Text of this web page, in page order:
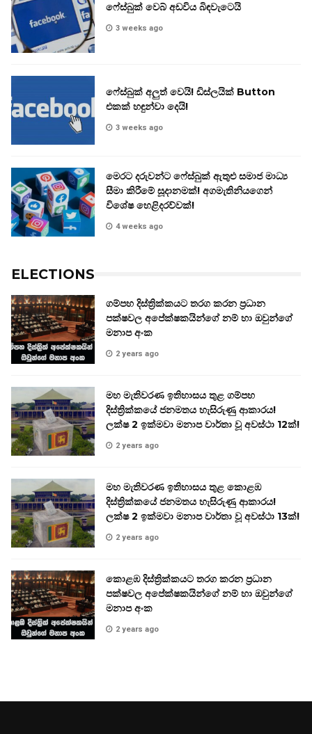
ෆේස්බුක් වෙබ් අඩවිය බිඳවැටෙයි
3 weeks ago
ෆේස්බුක් අලුත් වෙයි! ඩිස්ලයික් Button
එකක් හඳුන්වා දෙයි!
3 weeks ago
මෙරට දරුවන්ට ෆේස්බුක් ඇතුළු සමාජ මාධ්‍ය
සීමා කිරීමේ සූදානමක්! අගමැතිනියගෙන්
විශේෂ හෙළිදරව්වක්!
4 weeks ago
ELECTIONS
ගම්පහ දිස්ත්‍රික්කයට තරග කරන ප්‍රධාන
පක්ෂවල අපේක්ෂකයින්ගේ නම් හා ඔවුන්ගේ
මනාප අංක
2 years ago
මහ මැතිවරණ ඉතිහාසය තුළ ගම්පහ
දිස්ත්‍රික්කයේ ජනමතය හැසිරුණු ආකාරය!
ලක්ෂ 2 ඉක්මවා මනාප වාර්තා වූ අවස්ථා 12ක්!
2 years ago
මහ මැතිවරණ ඉතිහාසය තුළ කොළඹ
දිස්ත්‍රික්කයේ ජනමතය හැසිරුණු ආකාරය!
ලක්ෂ 2 ඉක්මවා මනාප වාර්තා වූ අවස්ථා 13ක්!
2 years ago
කොළඹ දිස්ත්‍රික්කයට තරග කරන ප්‍රධාන
පක්ෂවල අපේක්ෂකයින්ගේ නම් හා ඔවුන්ගේ
මනාප අංක
2 years ago